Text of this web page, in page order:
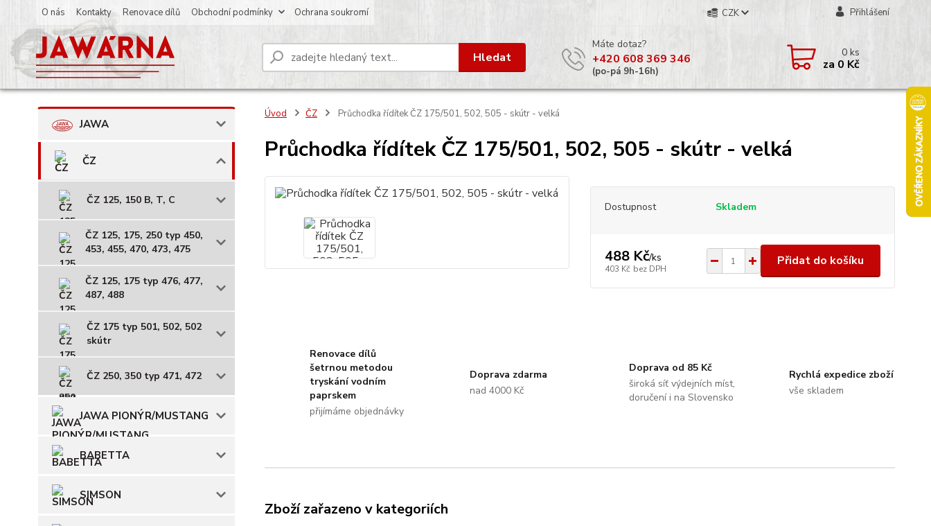
O nás Kontakty Renovace dílů Obchodní podmínky Ochrana soukromí CZK Přihlášení
Hledat
Máte dotaz?
+420 608 369 346
(po-pá 9h-16h)
0ks
za 0 Kč
JAWA
ČZ
ČZ 125, 150 B, T, C
ČZ 125, 175, 250 typ 450,
453, 455, 470, 473, 475
ČZ 125, 175 typ 476, 477,
487, 488
ČZ 175 typ 501, 502, 502
skútr
ČZ 250, 350 typ 471, 472
JAWA PIONÝR/MUSTANG
BABETTA
SIMSON
Úvod ČZ Průchodka řídítek ČZ 175/501, 502, 505 - skútr - velká
Průchodka řídítek ČZ 175/501, 502, 505 - skútr - velká
Dostupnost Skladem
488 Kč/ks
403 Kč bez DPH
Přidat do košíku
Renovace dílů
šetrnou metodou
tryskání vodním
paprskem
přijímáme objednávky
Doprava zdarma
nad 4000 Kč
Doprava od 85 Kč
široká síť výdejních míst,
doručení i na Slovensko
Rychlá expedice zboží
vše skladem
Zboží zařazeno v kategoriích